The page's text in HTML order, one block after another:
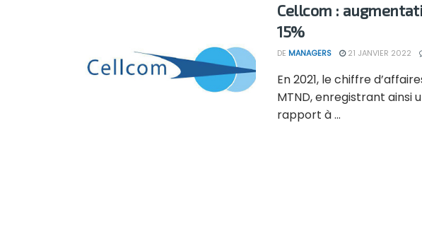
Cellcom :
15%
DE MANAGERS 21 JANVIER 2022
En 2021, le chiffre
MTND, enregistrant ainsi
rapport à ...